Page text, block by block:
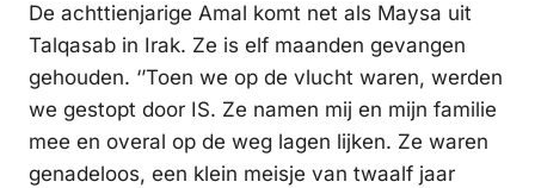
De achttienjarige Amal komt net als Maysa uit
Talqasab in Irak. Ze is elf maanden gevangen
gehouden. ‘’Toen we op de vlucht waren, werden
we gestopt door IS. Ze namen mij en mijn familie
mee en overal op de weg lagen lijken. Ze waren
genadeloos, een klein meisje van twaalf jaar